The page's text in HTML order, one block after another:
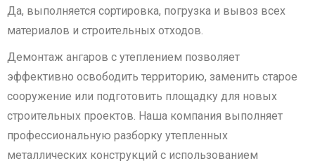
Да, выполняется сортировка, погрузка и вывоз всех
материалов и строительных отходов.
Демонтаж ангаров с утеплением позволяет
эффективно освободить территорию, заменить старое
сооружение или подготовить площадку для новых
строительных проектов. Наша компания выполняет
профессиональную разборку утепленных
металлических конструкций с использованием